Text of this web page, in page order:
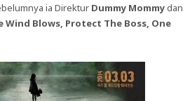
ia Direktur Dummy Mommydan
Wind Blows, Protect The Boss, One